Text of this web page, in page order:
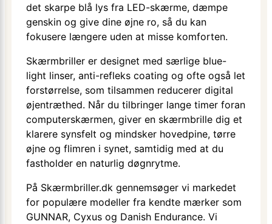
det skarpe blå lys fra LED-skærme, dæmpe
genskin og give dine øjne ro, så du kan
fokusere længere uden at misse komforten.
Skærmbriller er designet med særlige blue-
light linser, anti-refleks coating og ofte også let
forstørrelse, som tilsammen reducerer digital
øjentræthed. Når du tilbringer lange timer foran
computerskærmen, giver en skærmbrille dig et
klarere synsfelt og mindsker hovedpine, tørre
øjne og flimren i synet, samtidig med at du
fastholder en naturlig døgnrytme.
På Skærmbriller.dk gennemsøger vi markedet
for populære modeller fra kendte mærker som
GUNNAR, Cyxus og Danish Endurance. Vi